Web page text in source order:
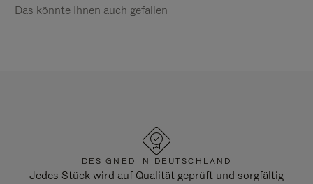
Das könnte Ihnen auch gefallen
DESIGNED IN DEUTSCHLAND
Jedes Stück wird auf Qualität geprüft und sorgfältig